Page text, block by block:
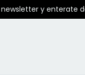
newsletter y enterate